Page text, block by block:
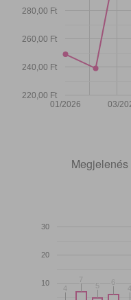
01/2026 03/
220,00 Ft
240,00 Ft
260,00 Ft
280,00 Ft
10
20
30
44
77
55 66
44